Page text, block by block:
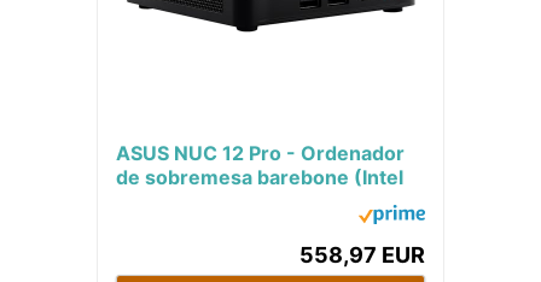
ASUS NUC 12 Pro - Ordenador
de sobremesa barebone (Intel
558,97 EUR